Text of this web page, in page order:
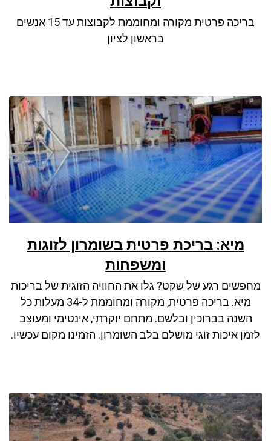
font_download
סמן קישורים
בריכה פרטית מקורה ומחוממת לקבוצות עד 15 אנשים
בראשון לציון
מיא: בריכת פרטית בשומרון לזוגות
ומשפחות
מחפשים רגע של שקט? גלו את החוויה הזוגית של בריכות
מיא. בריכה פרטית, מקורה ומחוממת ל-34 מעלות כל
השנה בברוכין ובלשם. מתחם יוקרתי, אינטימי ומעוצב
לזמן איכות זוגי מושלם בלב השומרון. הזמינו מקום עכשיו.